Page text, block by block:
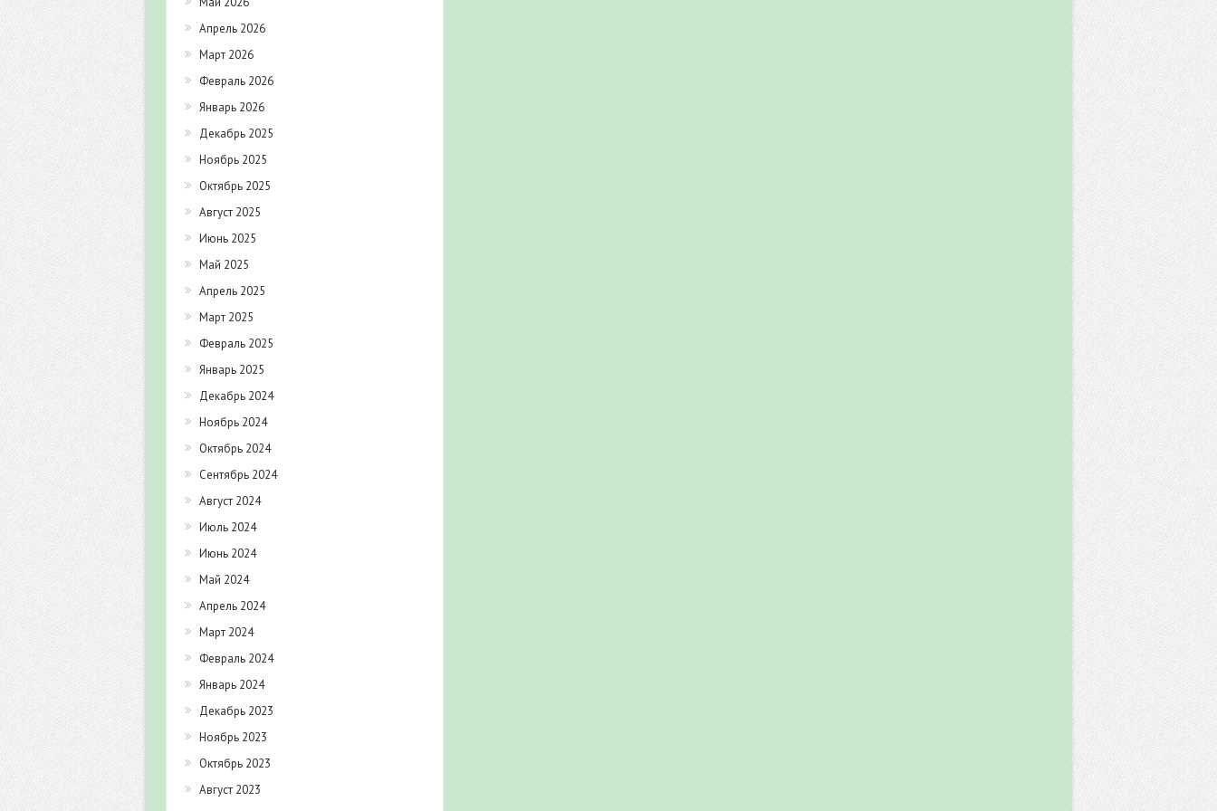
Апрель 2026
Март 2026
Февраль 2026
Январь 2026
Декабрь 2025
Ноябрь 2025
Октябрь 2025
Август 2025
Июнь 2025
Май 2025
Апрель 2025
Март 2025
Февраль 2025
Январь 2025
Декабрь 2024
Ноябрь 2024
Октябрь 2024
Сентябрь 2024
Август 2024
Июль 2024
Июнь 2024
Май 2024
Апрель 2024
Март 2024
Февраль 2024
Январь 2024
Декабрь 2023
Ноябрь 2023
Октябрь 2023
Август 2023